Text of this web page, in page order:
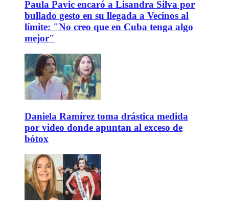
Paula Pavic encaró a Lisandra Silva por
bullado gesto en su llegada a Vecinos al
límite: "No creo que en Cuba tenga algo
mejor"
Daniela Ramírez toma drástica medida
por video donde apuntan al exceso de
bótox